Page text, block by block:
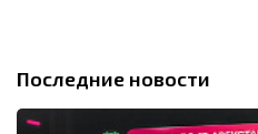
Последние новости